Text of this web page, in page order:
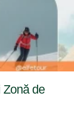
Zonă de